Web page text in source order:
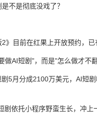
不是彻底没戏了？
2》目前在红果上开放预约，
做AI短剧"，而是"怎么做才不翻
剧5月分成2100万美元，AI短
剧依托小程序野蛮生长，冲